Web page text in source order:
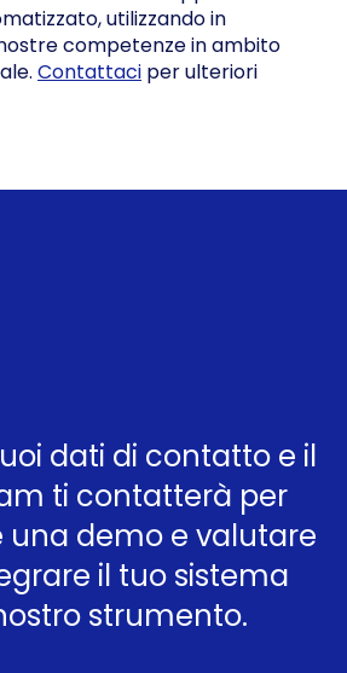
utilizzando in
competenze in ambito
Contattaci per ulteriori
dati di contatto e il
ti contatterà per
una demo e valutare
il tuo sistema
strumento.